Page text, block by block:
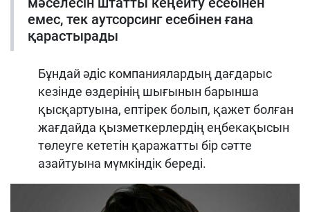
емес, тек аутсорсинг есебінен ғана
қарастырады
Бұндай әдіс компаниялардың дағдарыс
кезінде өздерінің шығынын барынша
қысқартуына, ептірек болып, қажет болған
жағдайда қызметкерлердің еңбекақысын
төлеуге кететін қаражатты бір сәтте
азайтуына мүмкіндік береді.